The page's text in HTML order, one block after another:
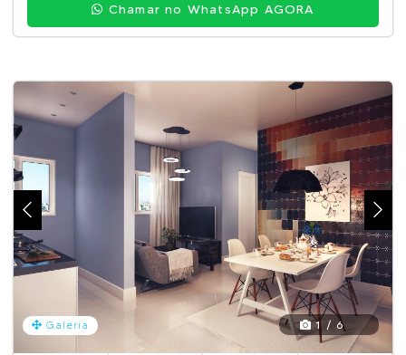
Chamar no WhatsApp AGORA
Galeria 1 / 6